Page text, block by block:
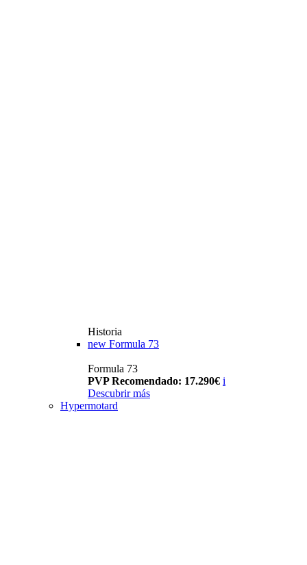
Historia
new Formula 73
Formula 73
PVP Recomendado: 17.290€ i
Descubrir más
Hypermotard